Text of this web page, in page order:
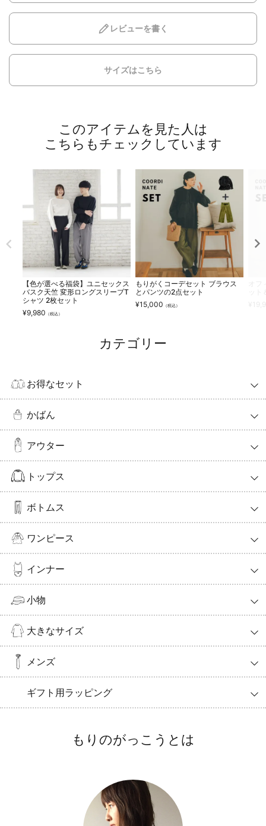
レビューを書く
サイズはこちら
このアイテムを見た人は
こちらもチェックしています
【色が選べる福袋】ユニセックス
バスク天竺 変形ロングスリーブT
シャツ 2枚セット
¥9,980 （税込）
もりがくコーデセット ブラウス
とパンツの2点セット
¥15,000 （税込）
カテゴリー
お得なセット
かばん
アウター
トップス
ボトムス
ワンピース
インナー
小物
大きなサイズ
メンズ
ギフト用ラッピング
もりのがっこうとは